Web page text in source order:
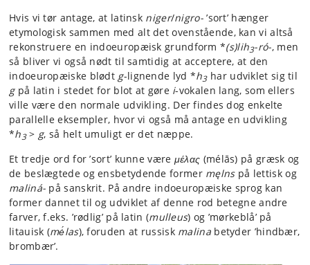
Hvis vi tør antage, at latinsk niger/nigro-’sort’ hænger
etymologisk sammen med alt det ovenstående, kan vi altså
rekonstruere en indoeuropæisk grundform *(s)lih3-ró-, men
så bliver vi også nødt til samtidig at acceptere, at den
indoeuropæiske blødt g-lignende lyd *h3har udviklet sig til
gpå latin i stedet for blot at gøre i-vokalen lang, som ellers
ville være den normale udvikling. Der findes dog enkelte
parallelle eksempler, hvor vi også må antage en udvikling
*h 3> g, så helt umuligt er det næppe.
Et tredje ord for ’sort’ kunne være μέλας (mélās) på græsk og
de beslægtede og ensbetydende former męlnspå lettisk og
maliná- på sanskrit. På andre indoeuropæiske sprog kan
former dannet til og udviklet af denne rod betegne andre
farver, f.eks. ’rødlig’ på latin (mulleus) og ’mørkeblå’ på
litauisk (mė́las), foruden at russisk malinabetyder ’hindbær,
brombær’.